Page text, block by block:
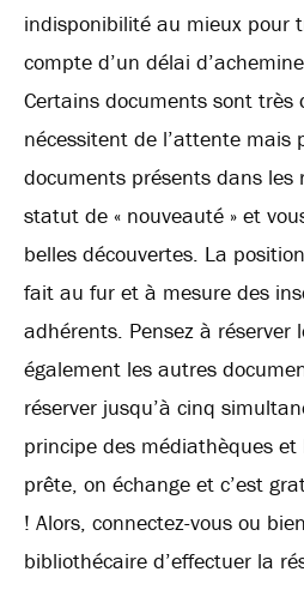
indisponibilité au mieux pour
compte d’un délai
Certains documents sont très
nécessitent de l’attente mais
documents présents dans les
statut de « nouveauté » et
belles découvertes. La
fait au fur et à mesure des
adhérents. Pensez à réserver
également les autres
réserver jusqu’à cinq
principe des médiathèques
prête, on échange et c’est
! Alors, connectez-vous ou
bibliothécaire d’effectuer la